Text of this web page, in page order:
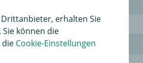
erforderlich
Abschaltung
erhalten Sie
. Sie können die
die Cookie-Einstellungen